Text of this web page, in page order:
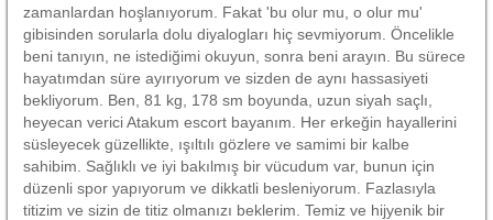
zamanlardan hoşlanıyorum. Fakat 'bu olur mu, o olur mu'
gibisinden sorularla dolu diyalogları hiç sevmiyorum. Öncelikle
beni tanıyın, ne istediğimi okuyun, sonra beni arayın. Bu sürece
hayatımdan süre ayırıyorum ve sizden de aynı hassasiyeti
bekliyorum. Ben, 81 kg, 178 sm boyunda, uzun siyah saçlı,
heyecan verici Atakum escort bayanım. Her erkeğin hayallerini
süsleyecek güzellikte, ışıltılı gözlere ve samimi bir kalbe
sahibim. Sağlıklı ve iyi bakılmış bir vücudum var, bunun için
düzenli spor yapıyorum ve dikkatli besleniyorum. Fazlasıyla
titizim ve sizin de titiz olmanızı beklerim. Temiz ve hijyenik bir